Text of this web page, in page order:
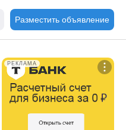
Разместить объявление
РЕКЛАМА